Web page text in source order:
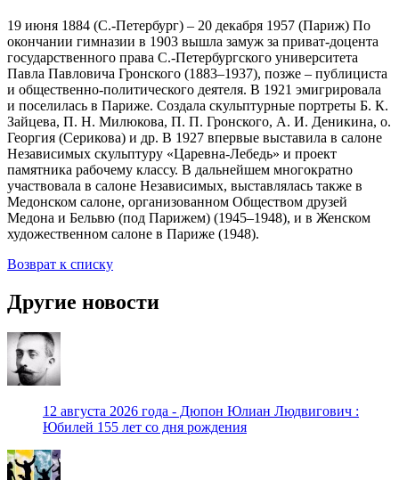
19 июня 1884 (С.-Петербург) – 20 декабря 1957 (Париж) По
окончании гимназии в 1903 вышла замуж за приват-доцента
государственного права С.-Петербургского университета
Павла Павловича Гронского (1883–1937), позже – публициста
и общественно-политического деятеля. В 1921 эмигрировала
и поселилась в Париже. Создала скульптурные портреты Б. К.
Зайцева, П. Н. Милюкова, П. П. Гронского, А. И. Деникина, о.
Георгия (Серикова) и др. В 1927 впервые выставила в салоне
Независимых скульптуру «Царевна-Лебедь» и проект
памятника рабочему классу. В дальнейшем многократно
участвовала в салоне Независимых, выставлялась также в
Медонском салоне, организованном Обществом друзей
Медона и Бельвю (под Парижем) (1945–1948), и в Женском
художественном салоне в Париже (1948).
Возврат к списку
Другие новости
12 августа 2026 года - Дюпон Юлиан Людвигович :
Юбилей 155 лет со дня рождения